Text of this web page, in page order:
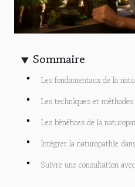
Sommaire
Les fondamentaux de la
Les techniques et
Les bénéfices de la
Intégrer la naturopathie
Suivre une consultation